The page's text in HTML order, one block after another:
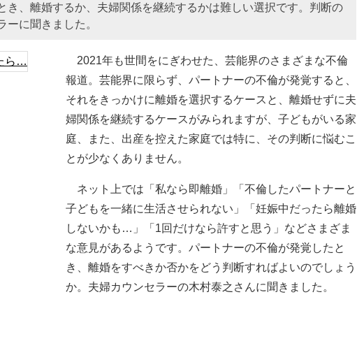
き、離婚するか、夫婦関係を継続するかは難しい選択です。判断の
ーに聞きました。
2021年も世間をにぎわせた、芸能界のさまざまな不倫
報道。芸能界に限らず、パートナーの不倫が発覚すると、
それをきっかけに離婚を選択するケースと、離婚せずに夫
婦関係を継続するケースがみられますが、子どもがいる家
庭、また、出産を控えた家庭では特に、その判断に悩むこ
とが少なくありません。
ネット上では「私なら即離婚」「不倫したパートナーと
子どもを一緒に生活させられない」「妊娠中だったら離婚
しないかも…」「1回だけなら許すと思う」などさまざま
な意見があるようです。パートナーの不倫が発覚したと
き、離婚をすべきか否かをどう判断すればよいのでしょう
か。夫婦カウンセラーの木村泰之さんに聞きました。